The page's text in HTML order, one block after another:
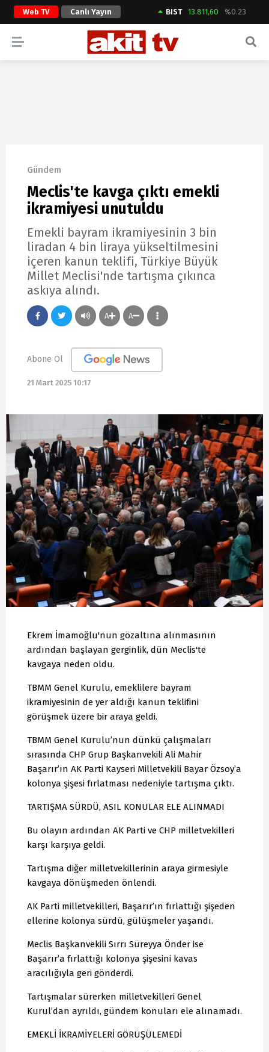
Web TV Canlı Yayın BIST 13.811,60 %0.23
ARAMA YAP
Gündem
Meclis'te kavga çıktı emekli
ikramiyesi unutuldu
Emekli bayram ikramiyesinin 3 bin
liradan 4 bin liraya yükseltilmesini
içeren kanun teklifi, Türkiye Büyük
Millet Meclisi'nde tartışma çıkınca
askıya alındı.
A A
Abone Ol
21 Mart 2025 10:17
Ekrem İmamoğlu'nun gözaltına alınmasının
ardından başlayan gerginlik, dün Meclis'te
kavgaya neden oldu.
TBMM Genel Kurulu, emeklilere bayram
ikramiyesinin de yer aldığı kanun teklifini
görüşmek üzere bir araya geldi.
TBMM Genel Kurulu’nun dünkü çalışmaları
sırasında CHP Grup Başkanvekili Ali Mahir
Başarır’ın AK Parti Kayseri Milletvekili Bayar Özsoy’a
kolonya şişesi fırlatması nedeniyle tartışma çıktı.
TARTIŞMA SÜRDÜ, ASIL KONULAR ELE ALINMADI
Bu olayın ardından AK Parti ve CHP milletvekilleri
karşı karşıya geldi.
Tartışma diğer milletvekillerinin araya girmesiyle
kavgaya dönüşmeden önlendi.
AK Parti milletvekilleri, Başarır’ın fırlattığı şişeden
ellerine kolonya sürdü, gülüşmeler yaşandı.
Meclis Başkanvekili Sırrı Süreyya Önder ise
Başarır’a fırlattığı kolonya şişesini kavas
aracılığıyla geri gönderdi.
Tartışmalar sürerken milletvekilleri Genel
Kurul’dan ayrıldı, gündem konuları ele alınamadı.
EMEKLİ İKRAMİYELERİ GÖRÜŞÜLEMEDİ